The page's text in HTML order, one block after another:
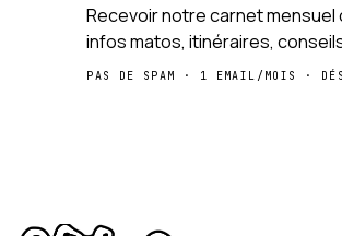
Recevoir notre carnet
infos matos, itinéraires,
PAS DE SPAM · 1 EMAIL/MOIS ·